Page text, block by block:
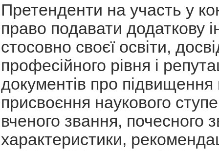
Претенденти на участь у
право подавати додаткову
стосовно своєї освіти,
професійного рівня і
документів про підвищення
присвоєння наукового
вченого звання, почесного
характеристики,